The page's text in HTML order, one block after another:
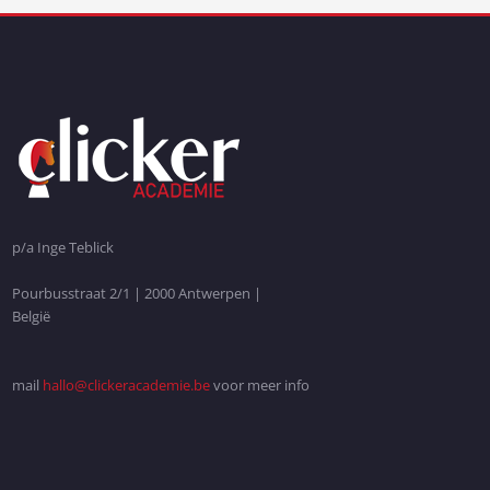
p/a Inge Teblick
Pourbusstraat 2/1 | 2000 Antwerpen |
België
mail hallo@clickeracademie.bevoor meer info